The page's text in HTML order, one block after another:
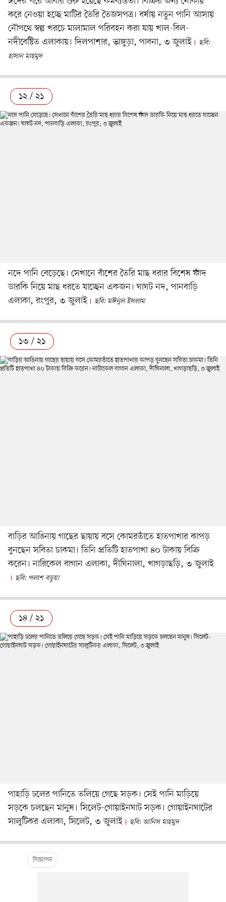
করে নেওয়া হচ্ছে মাটির তৈরি তৈজসপত্র। বর্ষায় নতুন পানি আসায়
নৌপথে স্বল্প খরচে মালামাল পরিবহন করা যায় খাল-বিল-
নদীবেষ্টিত এলাকায়। দিলপাশার, ভাঙ্গুড়া, পাবনা, ৩ জুলাই
ছবি:
হাসান মাহমুদ
১২ / ২১
নদে পানি বেড়েছে। সেখানে বাঁশের তৈরি মাছ ধরার বিশেষ ফাঁদ
ডারকি নিয়ে মাছ ধরতে যাচ্ছেন একজন। ঘাঘট নদ, পানবাড়ি
এলাকা, রংপুর, ৩ জুলাই
ছবি: মঈনুল ইসলাম
১৩ / ২১
বাড়ির আঙিনায় গাছের ছায়ায় বসে কোমরতাঁতে হাতপাখার কাপড়
বুনছেন সবিতা চাকমা। তিনি প্রতিটি হাতপাখা ৪০ টাকায় বিক্রি
করেন। নারিকেল বাগান এলাকা, দীঘিনালা, খাগড়াছড়ি, ৩ জুলাই
ছবি: পলাশ বড়ুয়া
১৪ / ২১
পাহাড়ি ঢলের পানিতে তলিয়ে গেছে সড়ক। সেই পানি মাড়িয়ে
সড়কে চলছেন মানুষ। সিলেট-গোয়াইনঘাট সড়ক। গোয়াইনঘাটের
সালুটিকর এলাকা, সিলেট, ৩ জুলাই
ছবি: আনিস মাহমুদ